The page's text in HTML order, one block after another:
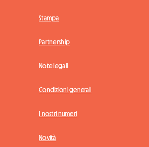
Stampa
Partnership
Note legali
Condizioni generali
I nostri numeri
Novità